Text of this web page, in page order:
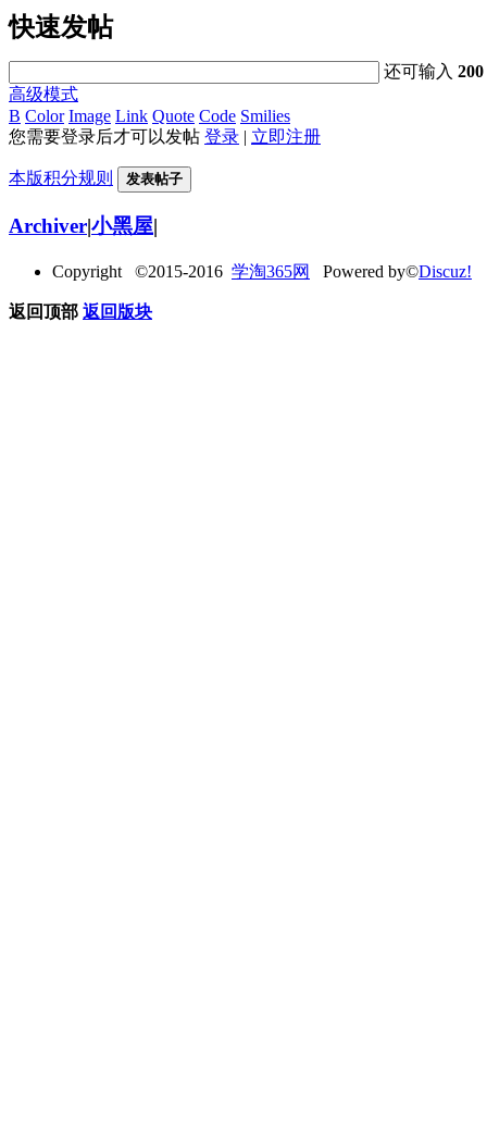
快速发帖
还可输入200
高级模式
B Color Image Link Quote Code Smilies
您需要登录后才可以发帖 登录 | 立即注册
本版积分规则 发表帖子
Archiver|小黑屋|
Copyright ©2015-2016 学淘365网 Powered by©Discuz!
返回顶部 返回版块